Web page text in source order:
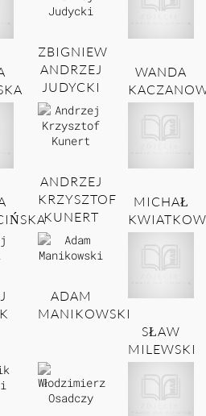
ZBIGNIEW
ANDRZEJ
JUDYCKI
WANDA
ANDRZEJ
KRZYSZTOF
KUNERT
MICHAŁ
ADAM
MANIKOWSKI
SŁAW
MILEWSKI